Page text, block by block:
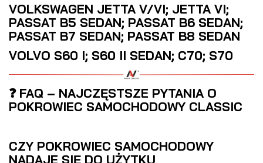
VOLKSWAGEN JETTA V/VI; JETTA VI;
PASSAT B5 SEDAN; PASSAT B6 SEDAN;
PASSAT B7 SEDAN; PASSAT B8 SEDAN
VOLVO S60 I; S60 II SEDAN; C70; S70
❓ FAQ – NAJCZĘSTSZE PYTANIA O
POKROWIEC SAMOCHODOWY CLASSIC
CZY POKROWIEC SAMOCHODOWY
NADAJE SIĘ DO UŻYTKU